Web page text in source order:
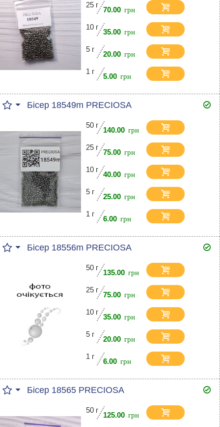
25 г
70.00
10 г
35.00
5 г
20.00
1 г
5.00
Бісер 18549m PRECIOSA
50 г
140.00
25 г
75.00
10 г
40.00
5 г
25.00
1 г
6.00
Бісер 18556m PRECIOSA
50 г
135.00
25 г
75.00
10 г
35.00
5 г
20.00
1 г
6.00
Бісер 18565 PRECIOSA
50 г
125.00